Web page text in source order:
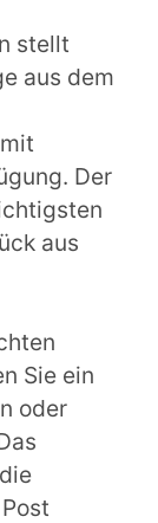
stellt
aus dem
Der
aus
Sie ein
oder